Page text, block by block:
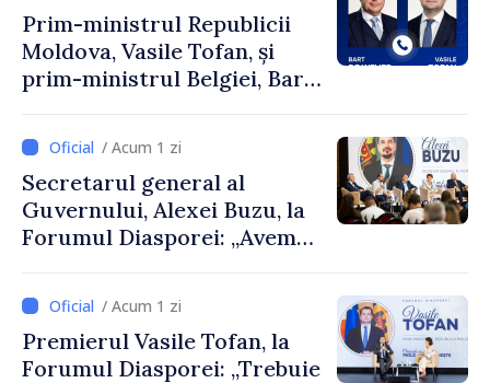
Prim-ministrul Republicii
Moldova, Vasile Tofan, și
prim-ministrul Belgiei, Bart
despre parcursul european
al Republicii Moldova.
/ Acum 1 zi
Secretarul general al
Guvernului, Alexei Buzu, la
Forumul Diasporei: „Avem
dumneavoastră pentru a
construi comunități mai
puternice”
/ Acum 1 zi
Premierul Vasile Tofan, la
Forumul Diasporei: „Trebuie